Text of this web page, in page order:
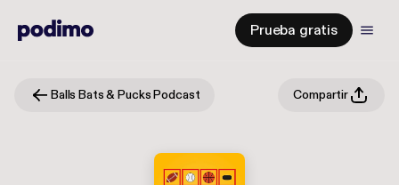
Prueba gratis
Balls Bats & Pucks Podcast Compartir